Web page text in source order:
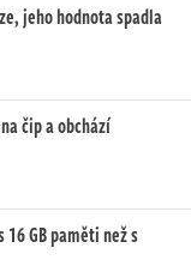
jeho hodnota spadla
čip a obchází
GB paměti než s